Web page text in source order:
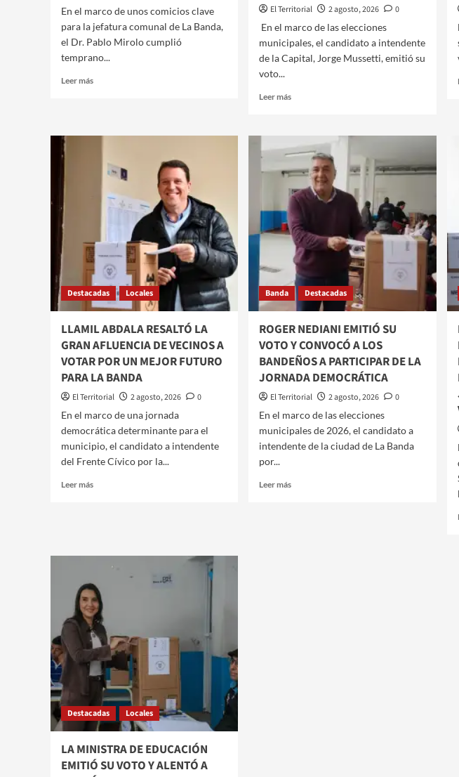
​​En el marco de unos comicios clave
para la jefatura comunal de La Banda,
el Dr. Pablo Mirolo cumplió
temprano...
Leer másLeer
«QUE
BANDEÑOS
VOTEMOS
CON
LIBERTAD
Y
SIN
PRESIONES»
El Territorial 2 agosto, 2026
0
​ ​En el marco de las elecciones
municipales, el candidato a intendente
de la Capital, Jorge Mussetti, emitió su
voto...
Leer másLeer
MUSSETTI
EMITIÓ
SU
VOTO
Y
CONVOCÓ
A
LOS
VECINOS
A
PARTICIPAR:
“HOY
EL
FUTURO
DE
LA
Destacadas Locales
LLAMIL ABDALA RESALTÓ LA
GRAN AFLUENCIA DE VECINOS A
VOTAR POR UN MEJOR FUTURO
PARA LA BANDA
El Territorial 2 agosto, 2026
0
​En el marco de una jornada
democrática determinante para el
municipio, el candidato a intendente
del Frente Cívico por la...
Leer másLeer
AFLUENCIA
DE
VECINOS
A
VOTAR
POR
UN
MEJOR
FUTURO
PARA
LA
Banda Destacadas
ROGER NEDIANI EMITIÓ SU
VOTO Y CONVOCÓ A LOS
BANDEÑOS A PARTICIPAR DE LA
JORNADA DEMOCRÁTICA
El Territorial 2 agosto, 2026
0
​​En el marco de las elecciones
municipales de 2026, el candidato a
intendente de la ciudad de La Banda
por...
Leer másLeer
Destacadas Locales
LA MINISTRA DE EDUCACIÓN
EMITIÓ SU VOTO Y ALENTÓ A